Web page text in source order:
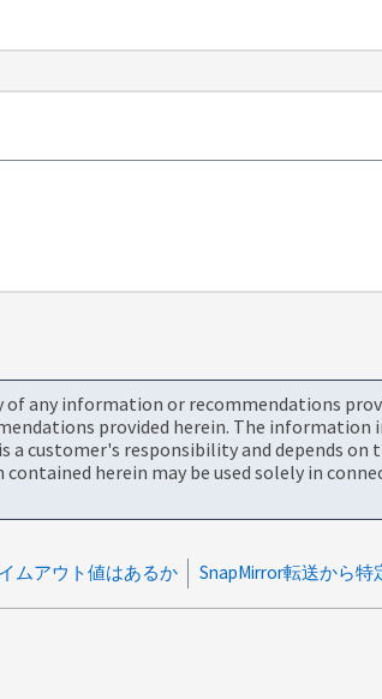
any information or recommendations
provided herein. The information
customer's responsibility and depends
herein may be used solely in
ムアウト値はあるか